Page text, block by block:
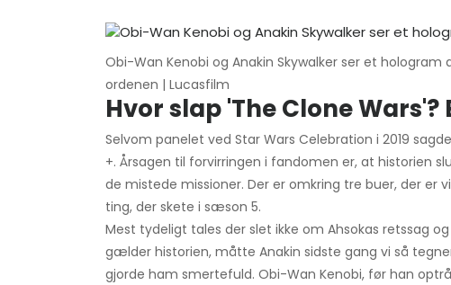
Obi-Wan Kenobi og Anakin Skywalker ser et
ordenen | Lucasfilm
Hvor slap 'The Clone
Selvom panelet ved Star Wars Celebration i 2019
+. Årsagen til forvirringen i fandomen er, at historien
de mistede missioner. Der er omkring tre buer, der er
ting, der skete i sæson 5.
Mest tydeligt tales der slet ikke om Ahsokas retssag
gælder historien, måtte Anakin sidste gang vi så
gjorde ham smertefuld. Obi-Wan Kenobi, før han